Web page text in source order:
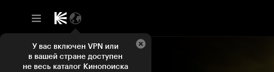
У вас включен VPN или
в вашей стране доступен
не весь каталог Кинопоиска